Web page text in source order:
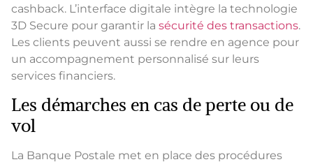
cashback. L’interface digitale intègre la technologie
3D Secure pour garantir la sécurité des transactions.
Les clients peuvent aussi se rendre en agence pour
un accompagnement personnalisé sur leurs
services financiers.
Les démarches en cas de perte ou de
vol
La Banque Postale met en place des procédures